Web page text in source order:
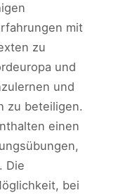
mit
zu
und
und
zu beteiligen.
einen
Die
bei